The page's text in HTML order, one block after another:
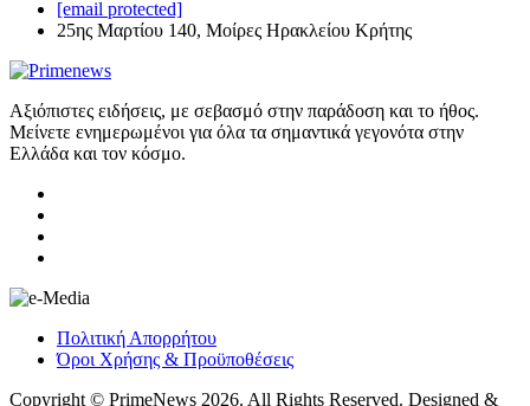
[email protected]
25ης Μαρτίου 140, Μοίρες Ηρακλείου Κρήτης
Αξιόπιστες ειδήσεις, με σεβασμό στην παράδοση και το ήθος.
Μείνετε ενημερωμένοι για όλα τα σημαντικά γεγονότα στην
Ελλάδα και τον κόσμο.
Πολιτική Απορρήτου
Όροι Χρήσης & Προϋποθέσεις
Copyright © PrimeNews 2026. All Rights Reserved. Designed &